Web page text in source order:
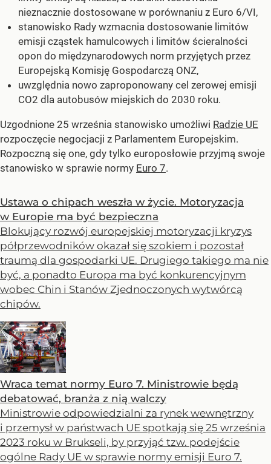
nieznacznie dostosowane w porównaniu z Euro 6/VI,
stanowisko Rady wzmacnia dostosowanie limitów
emisji cząstek hamulcowych i limitów ścieralności
opon do międzynarodowych norm przyjętych przez
Europejską Komisję Gospodarczą ONZ,
uwzględnia nowo zaproponowany cel zerowej emisji
CO2 dla autobusów miejskich do 2030 roku.
Uzgodnione 25 września stanowisko umożliwi Radzie UE
rozpoczęcie negocjacji z Parlamentem Europejskim.
Rozpoczną się one, gdy tylko europosłowie przyjmą swoje
stanowisko w sprawie normy Euro 7.
Ustawa o chipach weszła w życie. Motoryzacja
w Europie ma być bezpieczna
Blokujący rozwój europejskiej motoryzacji kryzys
półprzewodników okazał się szokiem i pozostał
traumą dla gospodarki UE. Drugiego takiego ma nie
być, a ponadto Europa ma być konkurencyjnym
wobec Chin i Stanów Zjednoczonych wytwórcą
chipów.
Wraca temat normy Euro 7. Ministrowie będą
debatować, branża z nią walczy
Ministrowie odpowiedzialni za rynek wewnętrzny
i przemysł w państwach UE spotkają się 25 września
2023 roku w Brukseli, by przyjąć tzw. podejście
ogólne Rady UE w sprawie normy emisji Euro 7.